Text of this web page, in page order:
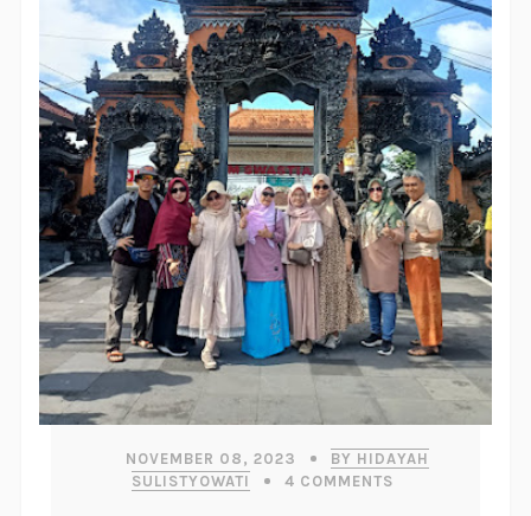
NOVEMBER 08, 2023
BY HIDAYAH
SULISTYOWATI
4 COMMENTS